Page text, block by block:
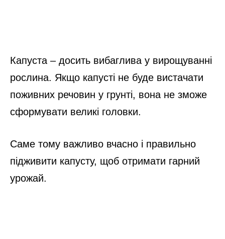
Капуста – досить вибаглива у вирощуванні
рослина. Якщо капусті не буде вистачати
поживних речовин у грунті, вона не зможе
сформувати великі головки.
Саме тому важливо вчасно і правильно
підживити капусту, щоб отримати гарний
урожай.